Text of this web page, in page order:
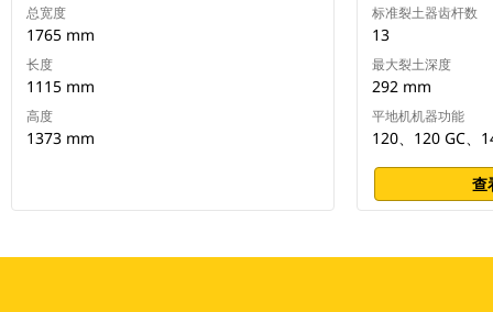
总宽度
1765 mm
长度
1115 mm
高度
1373 mm
标准裂土器齿杆数
13
最大裂土深度
292 mm
平地机机器功能
120、120 GC、
查